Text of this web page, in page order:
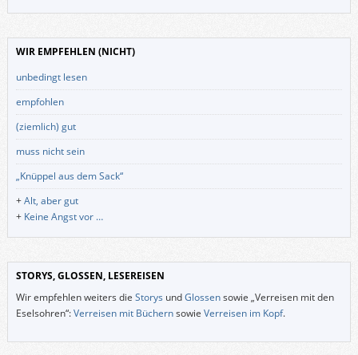
WIR EMPFEHLEN (NICHT)
unbedingt lesen
empfohlen
(ziemlich) gut
muss nicht sein
„Knüppel aus dem Sack“
+Alt, aber gut
+ Keine Angst vor …
STORYS, GLOSSEN, LESEREISEN
Wir empfehlen weiters die Storys undGlossensowie „Verreisen mit den
Eselsohren“:Verreisen mit Büchernsowie Verreisen im Kopf.